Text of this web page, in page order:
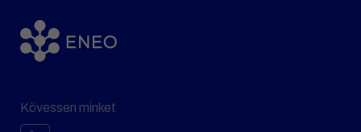
Kövessen minket